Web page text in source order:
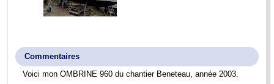
Commentaires
Voici mon OMBRINE 960 du chantier Beneteau, année 2003.